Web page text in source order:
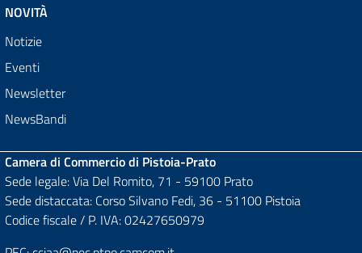
NOVITÀ
Notizie
Eventi
Newsletter
NewsBandi
Camera di Commercio di Pistoia-Prato
Sede legale: Via Del Romito, 71 - 59100 Prato
Sede distaccata: Corso Silvano Fedi, 36 - 51100 Pistoia
Codice fiscale / P. IVA: 02427650979